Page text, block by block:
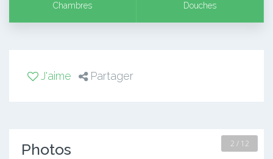
Chambres Douches
J'aime Partager
Photos 2 / 12